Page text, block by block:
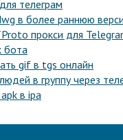
телеграм
в более раннюю
прокси для
бота
gif в tgs онлайн
в группу через
в ipa